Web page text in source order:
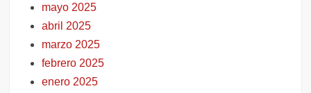
mayo 2025
abril 2025
marzo 2025
febrero 2025
enero 2025